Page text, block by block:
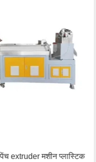
पेंच extruder मशीन प्लास्टिक